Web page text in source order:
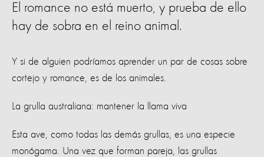
El romance no está muerto, y prueba de ello
hay de sobra en el reino animal.
Y si de alguien podríamos aprender un par de cosas sobre
cortejo y romance, es de los animales.
La grulla australiana: mantener la llama viva
Esta ave, como todas las demás grullas, es una especie
monógama. Una vez que forman pareja, las grullas